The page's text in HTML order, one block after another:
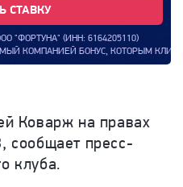
СТАВКУ
"ФОРТУНА" (ИНН: 6164205110)
БОНУС, КОТОРЫМ КЛИЕНТ
Коварж на правах
сообщает пресс-
клуба.